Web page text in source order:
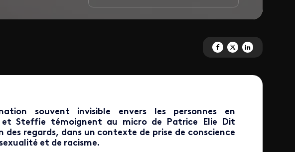
Partagez 'Grosse fierté' sur
Partagez 'Grosse fierté'
Partagez 'Grosse
souvent invisible envers les personnes en
et Steffie témoignent au micro de Patrice Elie Dit
regards, dans un contexte de prise de conscience
et de racisme.